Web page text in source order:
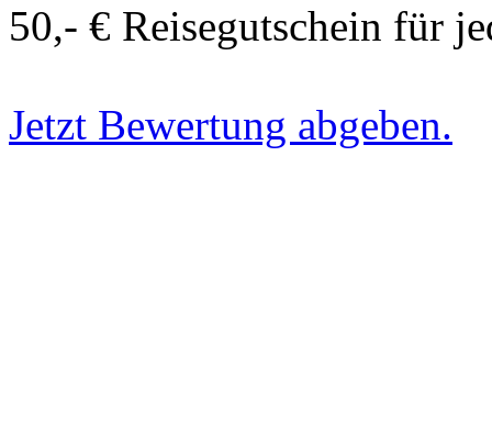
50,- € Reisegutschein für
Jetzt Bewertung abgeben.